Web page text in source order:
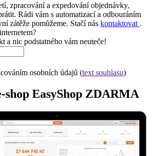
zpracování a expedování objednávky,
Rádi vám s automatizací a odbouráním
zátěže pomůžeme. Stačí nás kontaktovat .
a nic podstatného vám neuteče!
osobních údajů (text souhlasu)
shop EasyShop ZDARMA